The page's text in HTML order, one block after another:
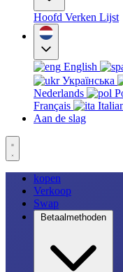
Hoofd Verken Lijst
English
Українська
Nederlands
Français
Aan de slag
kopen
Verkoop
Swap
Betaalmethoden